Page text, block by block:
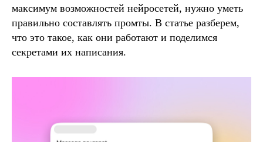
максимум возможностей нейросетей, нужно уметь
правильно составлять промты. В статье разберем,
что это такое, как они работают и поделимся
секретами их написания.